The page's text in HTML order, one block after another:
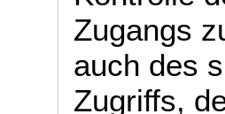
Zugangs
auch des
Zugriffs,